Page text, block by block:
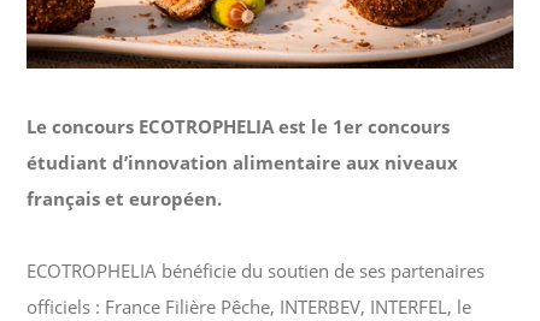
Le concours ECOTROPHELIA est le 1er concours
étudiant d’innovation alimentaire aux niveaux
français et européen.
ECOTROPHELIA bénéficie du soutien de ses partenaires
officiels : France Filière Pêche, INTERBEV, INTERFEL, le